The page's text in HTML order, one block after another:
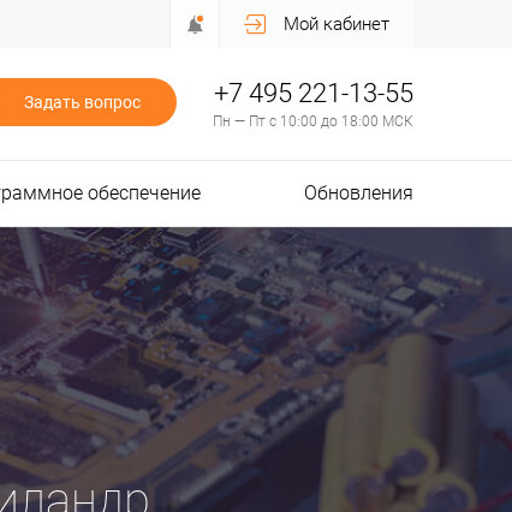
Мой кабинет
Задать вопрос +7 495 221-13-55
Пн — Пт с 10:00 до 18:00 МСК
обеспечение Обновления